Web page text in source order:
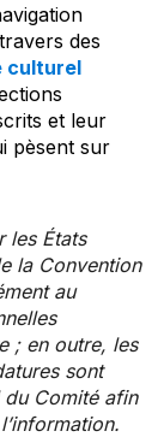
des
culturel
et leur
pèsent sur
les États
la Convention
au
; en outre, les
sont
Comité afin